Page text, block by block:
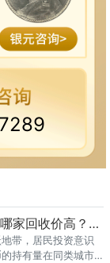
龙港回收熊猫金币哪家回收价高？本地榜单
带，居民投资意识
持有量在同类城市